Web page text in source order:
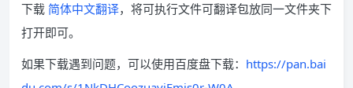
下载 简体中文翻译，将可执行文件可翻译包放同一文件夹下
打开即可。
如果下载遇到问题，可以使用百度盘下载： https://pan.bai